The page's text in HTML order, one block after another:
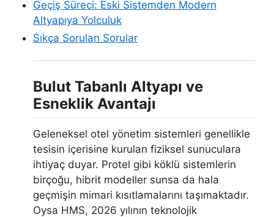
Geçiş Süreci: Eski Sistemden Modern
Altyapıya Yolculuk
Sıkça Sorulan Sorular
Bulut Tabanlı Altyapı ve
Esneklik Avantajı
Geleneksel otel yönetim sistemleri genellikle
tesisin içerisine kurulan fiziksel sunuculara
ihtiyaç duyar. Protel gibi köklü sistemlerin
birçoğu, hibrit modeller sunsa da hala
geçmişin mimari kısıtlamalarını taşımaktadır.
Oysa HMS, 2026 yılının teknolojik